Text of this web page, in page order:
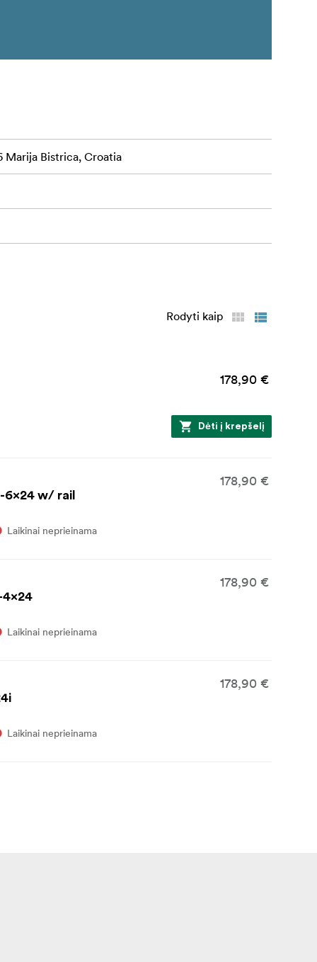
Marija Bistrica, Croatia
Rodyti kaip
178,90 €
Dėti į krepšelį
6x24 w/ rail
178,90 €
Laikinai neprieinama
4x24
178,90 €
Laikinai neprieinama
178,90 €
Laikinai neprieinama